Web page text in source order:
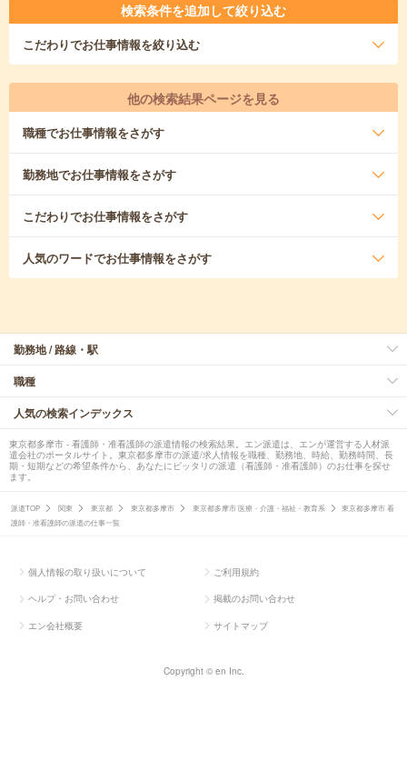
検索条件を追加して絞り込む
こだわりでお仕事情報を絞り込む
他の検索結果ページを見る
職種でお仕事情報をさがす
勤務地でお仕事情報をさがす
こだわりでお仕事情報をさがす
人気のワードでお仕事情報をさがす
勤務地 / 路線・駅
職種
人気の検索インデックス
東京都多摩市 - 看護師・准看護師の派遣情報の検索結果。エン派遣は、エンが運営する人材派
遣会社のポータルサイト。東京都多摩市の派遣/求人情報を職種、勤務地、時給、勤務時間、長
期・短期などの希望条件から、あなたにピッタリの派遣（看護師・准看護師）のお仕事を探せ
ます。
派遣TOP 関東 東京都 東京都多摩市 東京都多摩市 医療・介護・福祉・教育系
東京都多摩市 看
護師・准看護師の派遣の仕事一覧
個人情報の取り扱いについて ご利用規約
ヘルプ・お問い合わせ 掲載のお問い合わせ
エン会社概要 サイトマップ
Copyright © en Inc.